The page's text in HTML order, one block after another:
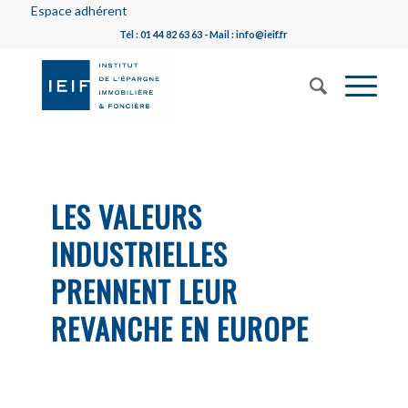
Espace adhérent
Tél : 01 44 82 63 63 - Mail : info@ieif.fr
LES VALEURS
INDUSTRIELLES
PRENNENT LEUR
REVANCHE EN EUROPE